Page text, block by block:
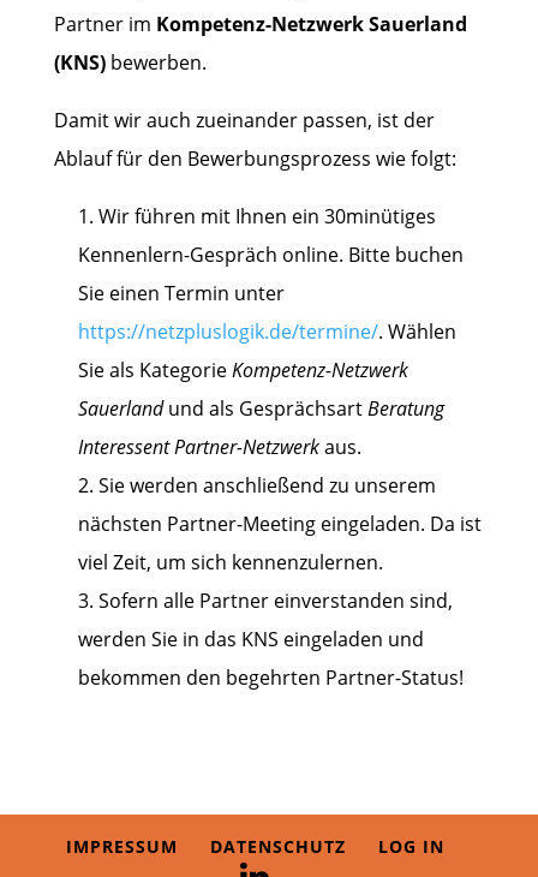
Partner im Kompetenz-Netzwerk Sauerland
(KNS)bewerben.
Damit wir auch zueinander passen, ist der
Ablauf für den Bewerbungsprozess wie folgt:
Wir führen mit Ihnen ein 30minütiges
Kennenlern-Gespräch online. Bitte buchen
Sie einen Termin unter
https://netzpluslogik.de/termine/. Wählen
Sie als KategorieKompetenz-Netzwerk
Sauerlandund als GesprächsartBeratung
Interessent Partner-Netzwerkaus.
Sie werden anschließend zu unserem
nächsten Partner-Meeting eingeladen. Da ist
viel Zeit, um sich kennenzulernen.
Sofern alle Partner einverstanden sind,
werden Sie in das KNS eingeladen und
bekommen den begehrten Partner-Status!
IMPRESSUM DATENSCHUTZ LOG IN